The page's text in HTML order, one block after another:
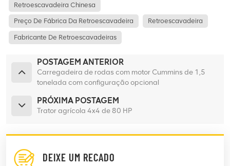
Retroescavadeira Chinesa
Preço De Fábrica Da Retroescavadeira Retroescavadeira
Fabricante De Retroescavadeiras
POSTAGEM ANTERIOR
Carregadeira de rodas com motor Cummins de 1,5
tonelada com configuração opcional
PRÓXIMA POSTAGEM
Trator agrícola 4x4 de 80 HP
DEIXE UM RECADO